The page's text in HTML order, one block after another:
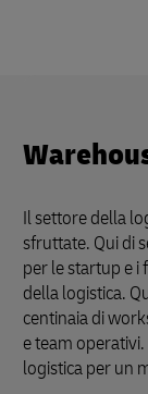
Il settore della
sfruttate. Qui di
per le startup e
della logistica.
centinaia di
e team
logistica per un